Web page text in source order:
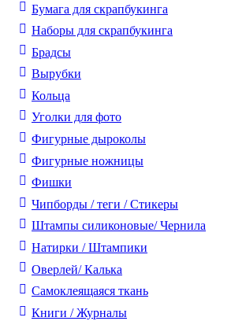
Бумага для скрапбукинга
Наборы для скрапбукинга
Брадсы
Вырубки
Кольца
Уголки для фото
Фигурные дыроколы
Фигурные ножницы
Фишки
Чипборды / теги / Стикеры
Штампы силиконовые/ Чернила
Натирки / Штампики
Оверлей/ Калька
Самоклеящаяся ткань
Книги / Журналы